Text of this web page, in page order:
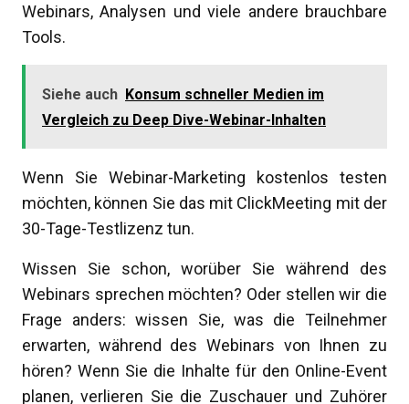
Webinars, Analysen und viele andere brauchbare
Tools.
Siehe auch Konsum schneller Medien im
Vergleich zu Deep Dive-Webinar-Inhalten
Wenn Sie Webinar-Marketing kostenlos testen
möchten, können Sie das mit ClickMeeting mit der
30-Tage-Testlizenz tun.
Wissen Sie schon, worüber Sie während des
Webinars sprechen möchten? Oder stellen wir die
Frage anders: wissen Sie, was die Teilnehmer
erwarten, während des Webinars von Ihnen zu
hören? Wenn Sie die Inhalte für den Online-Event
planen, verlieren Sie die Zuschauer und Zuhörer